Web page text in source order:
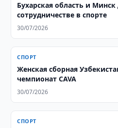
Бухарская область и
сотрудничестве в спорте
30/07/2026
СПОРТ
Женская сборная
чемпионат CAVA
30/07/2026
СПОРТ